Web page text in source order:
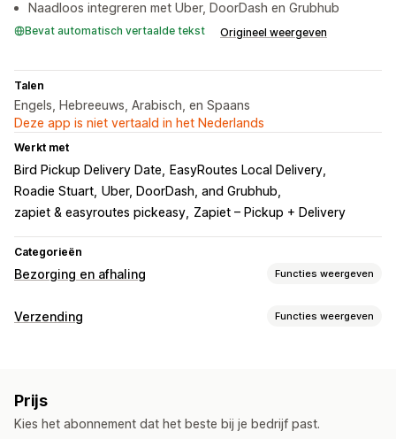
Naadloos integreren met Uber, DoorDash en Grubhub
Bevat automatisch vertaalde tekst Origineel weergeven
Talen
Engels, Hebreeuws, Arabisch, en Spaans
Deze app is niet vertaald in het Nederlands
Werkt met
Bird Pickup Delivery Date
EasyRoutes Local Delivery
Roadie Stuart Uber, DoorDash, and Grubhub
zapiet & easyroutes pickeasy Zapiet – Pickup + Delivery
Categorieën
Bezorging en afhaling Functies weergeven
Bezorgopties
Afhaalopties
Verzending Functies weergeven
Adresvalidatie
Picklijsten Verzendregels
Leverdatum
Prijs
Kies het abonnement dat het beste bij je bedrijf past.